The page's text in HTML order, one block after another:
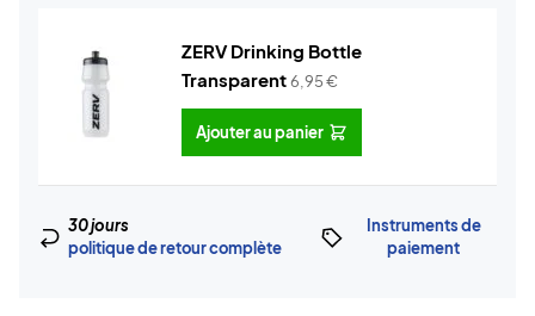
ZERV Drinking Bottle
Transparent6,95€
Ajouter au panier
30 jours
politique de retour complète
Instruments de
paiement